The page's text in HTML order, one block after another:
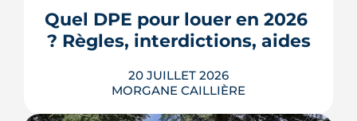
3e ville de Haute-Garonne.
LIRE L'ARTICLE
Quel DPE pour louer en 2026
? Règles, interdictions, aides
20 JUILLET 2026
MORGANE CAILLIÈRE